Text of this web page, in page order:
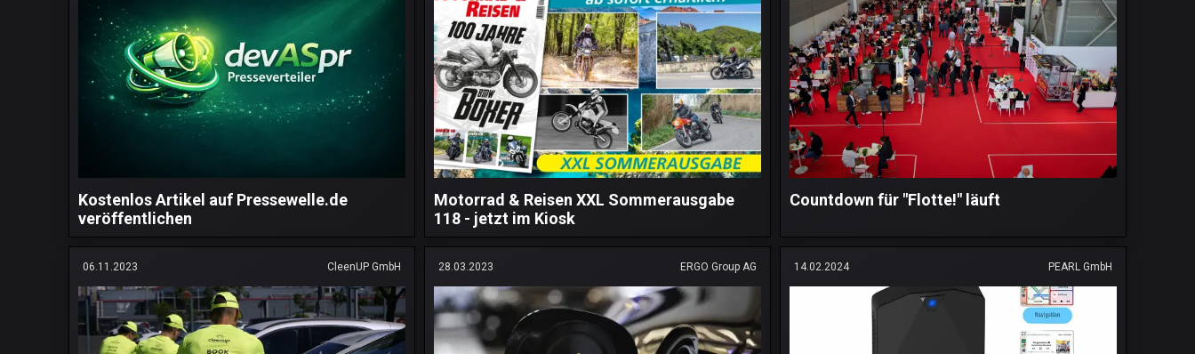
Kostenlos Artikel auf Pressewelle.de
veröffentlichen
Motorrad & Reisen XXL Sommerausgabe
118 - jetzt im Kiosk
Countdown für "Flotte!" läuft
06.11.2023 CleenUP GmbH 28.03.2023 ERGO Group AG 14.02.2024 PEARL GmbH